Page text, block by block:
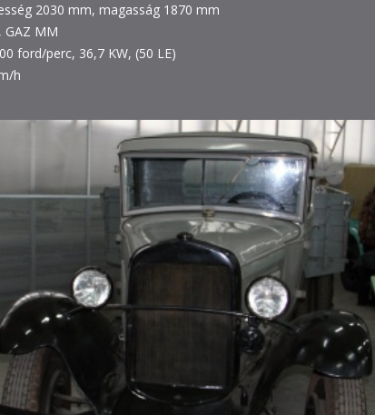
2030 mm, magasság 1870 mm
GAZ MM
ford/perc, 36,7 KW, (50 LE)
h